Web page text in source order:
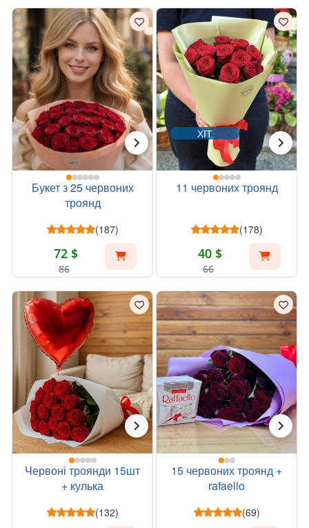
Букет з 25 червоних
троянд
(187)
72 $
86
ХІТ
11 червоних троянд
(178)
40 $
66
Червоні троянди 15шт
+ кулька
(132)
15 червоних троянд +
rafaello
(69)